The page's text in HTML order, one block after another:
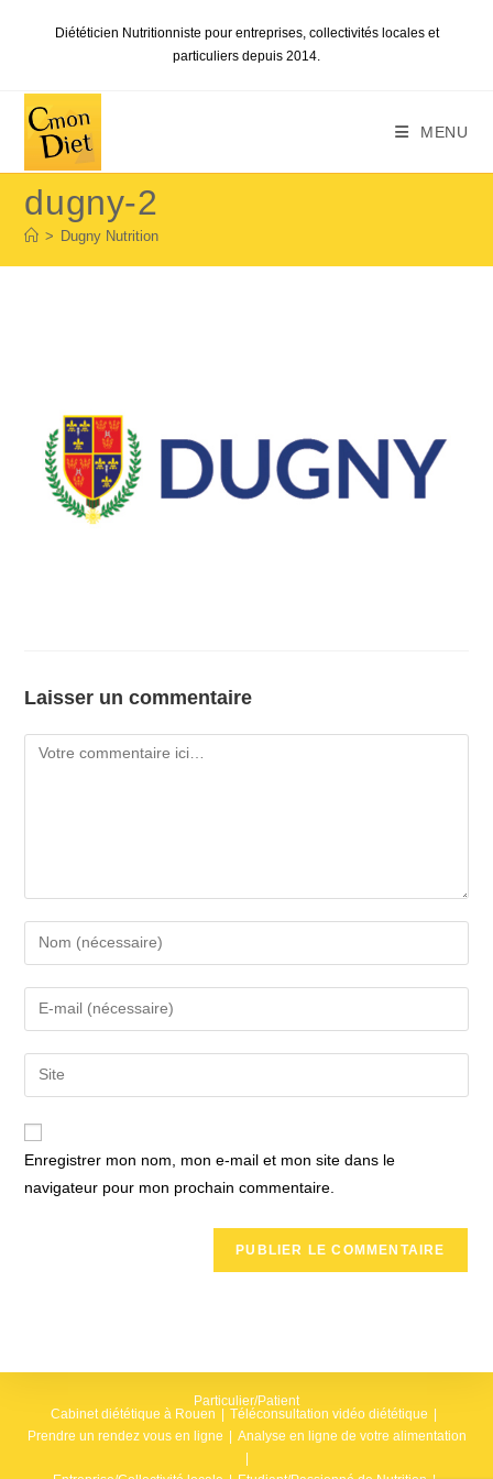
Diététicien Nutritionniste pour entreprises, collectivités locales et
particuliers depuis 2014.
MENU
dugny-2
> Dugny Nutrition
Laisser un commentaire
Comment
Enter
your
name
comment
Enter
your
email
address
comment
Saisir
l’URL
de
Enregistrer mon nom, mon e-mail et mon site dans le
navigateur pour mon prochain commentaire.
Particulier/Patient
Cabinet diététique à Rouen
Téléconsultation vidéo diététique
Prendre un rendez vous en ligne
Analyse en ligne de votre alimentation